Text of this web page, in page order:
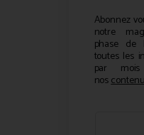
Abonnez
notre
phase de
toutes les
par
nos